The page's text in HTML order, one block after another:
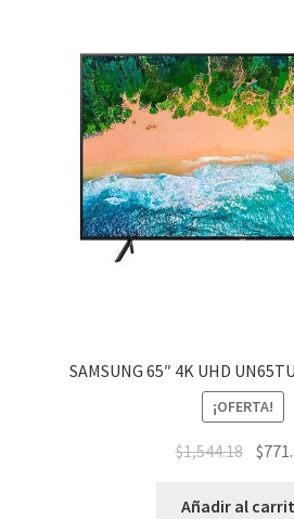
SAMSUNG 65″ 4K UHD
¡OFERTA!
$1,544.18 $
Añadir al